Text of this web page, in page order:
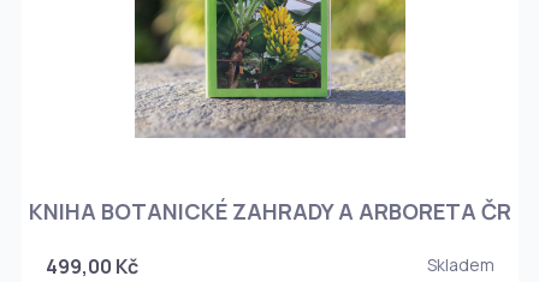
KNIHA BOTANICKÉ ZAHRADY A ARBORETA ČR
499,00 Kč Skladem